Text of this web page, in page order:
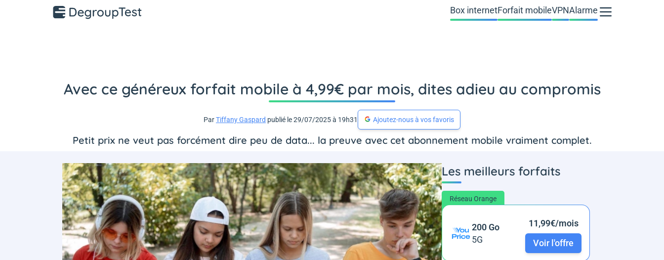
Box internetForfait mobileVPNAlarme
Avec ce généreux forfait mobile à 4,99€ par mois, dites adieu au compromis
ParTiffany Gaspard publié le 29/07/2025 à 19h31 Ajoutez-nous à vos favoris
Petit prix ne veut pas forcément dire peu de data... la preuve avec cet abonnement mobile vraiment complet.
Les meilleurs forfaits
Réseau Orange
200 Go
5G
11,99€/mois
Voir l'offre